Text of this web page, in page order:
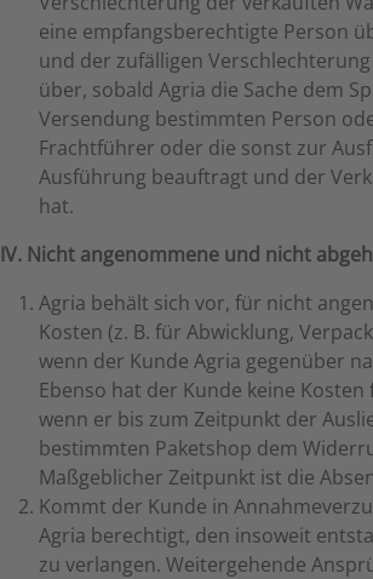
eine empfangsberechtigte Person
und der zufälligen
über, sobald Agria die Sache dem
Versendung bestimmten Person
Frachtführer oder die sonst zur
Ausführung beauftragt und der
hat.
IV. Nicht angenommene und nicht
Agria behält sich vor, für nicht
Kosten (z. B. für Abwicklung,
wenn der Kunde Agria gegenüber
Ebenso hat der Kunde keine
wenn er bis zum Zeitpunkt der
bestimmten Paketshop dem
Maßgeblicher Zeitpunkt ist die
Kommt der Kunde in
Agria berechtigt, den insoweit
zu verlangen. Weitergehende